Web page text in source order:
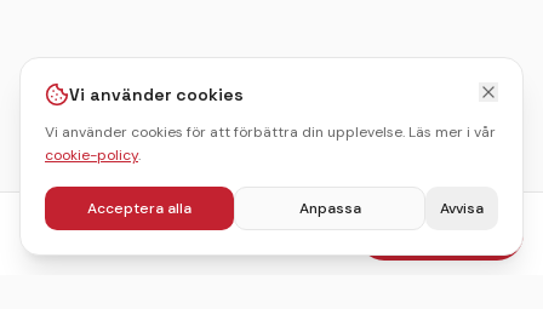
fr.995kr/pers Boka julbord
Vi använder cookies
Vi använder cookies för att förbättra din upplevelse. Läs mer i vår
cookie-policy.
Acceptera alla Anpassa Avvisa